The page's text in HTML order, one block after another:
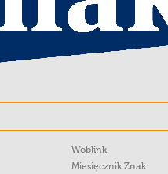
Woblink
Miesięcznik Znak